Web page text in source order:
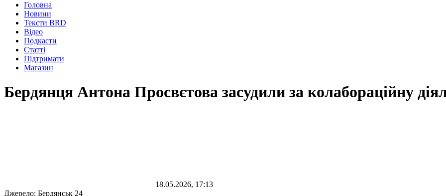
Головна
Новини
Тексти BRD
Відео
Подкасти
Статті
Підтримати
Магазин
Бердянця Антона Просвєтова засудили за колабораційну
18.05.2026, 17:13
Джерело: Бердянськ 24